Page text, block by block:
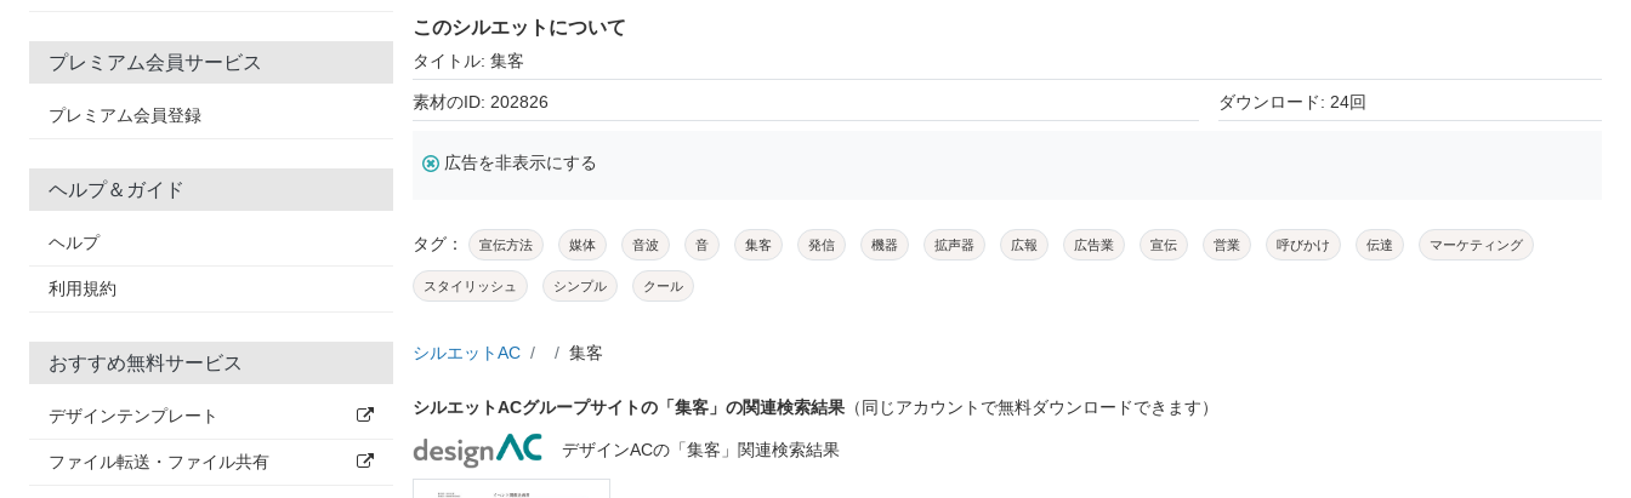
プレミアム会員サービス
プレミアム会員登録
ヘルプ＆ガイド
ヘルプ
利用規約
おすすめ無料サービス
デザインテンプレート
ファイル転送・ファイル共有
このシルエットについて
タイトル: 集客
素材のID: 202826 ダウンロード: 24回
広告を非表示にする
タグ： 宣伝方法 媒体 音波 音 集客 発信 機器 拡声器 広報 広告業 宣伝 営業 呼びかけ 伝達 マーケティング
スタイリッシュ シンプル クール
シルエットAC 集客
シルエットACグループサイトの「集客」の関連検索結果 （同じアカウントで無料ダウンロードできます）
デザインACの「集客」関連検索結果